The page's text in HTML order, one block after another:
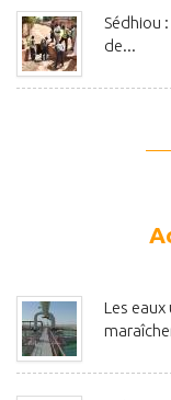
Sédhiou
de...
Les